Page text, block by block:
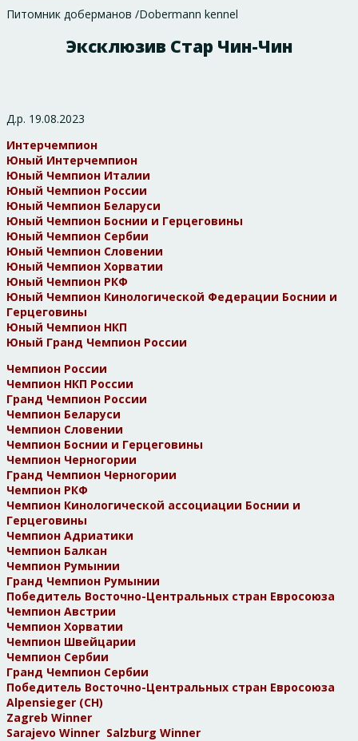
Питомник доберманов /Dobermann kennel
Эксклюзив Стар Чин-Чин
Д.р. 19.08.2023
Интерчемпион
Юный Интерчемпион
Юный Чемпион Италии
Юный Чемпион России
Юный Чемпион Беларуси
Юный Чемпион Боснии и Герцеговины
Юный Чемпион Сербии
Юный Чемпион Словении
Юный Чемпион Хорватии
Юный Чемпион РКФ
Юный Чемпион Кинологической Федерации Боснии и
Герцеговины
Юный Чемпион НКП
Юный Гранд Чемпион России
Чемпион России
Чемпион НКП России
Гранд Чемпион России
Чемпион Беларуси
Чемпион Словении
Чемпион Боснии и Герцеговины
Чемпион Черногории
Гранд Чемпион Черногории
Чемпион РКФ
Чемпион Кинологической ассоциации Боснии и
Герцеговины
Чемпион Адриатики
Чемпион Балкан
Чемпион Румынии
Гранд Чемпион Румынии
Победитель Восточно-Центральных стран Евросоюза
Чемпион Австрии
Чемпион Хорватии
Чемпион Швейцарии
Чемпион Сербии
Гранд Чемпион Сербии
Победитель Восточно-Центральных стран Евросоюза
Alpensieger (CH)
Zagreb Winner
Sarajevo Winner Salzburg Winner